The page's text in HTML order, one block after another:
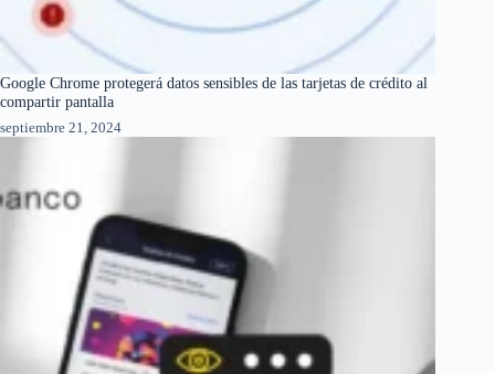
Google Chrome protegerá datos sensibles de las tarjetas de crédito al
compartir pantalla
septiembre 21, 2024